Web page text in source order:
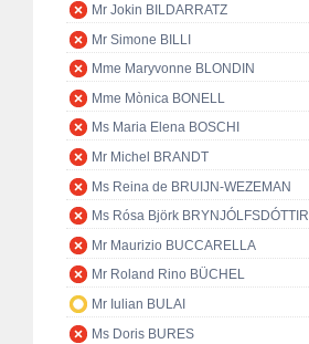
Mr Jokin BILDARRATZ
Mr Simone BILLI
Mme Maryvonne BLONDIN
Mme Mònica BONELL
Ms Maria Elena BOSCHI
Mr Michel BRANDT
Ms Reina de BRUIJN-WEZEMAN
Ms Rósa Björk BRYNJÓLFSDÓTTIR
Mr Maurizio BUCCARELLA
Mr Roland Rino BÜCHEL
Mr Iulian BULAI
Ms Doris BURES